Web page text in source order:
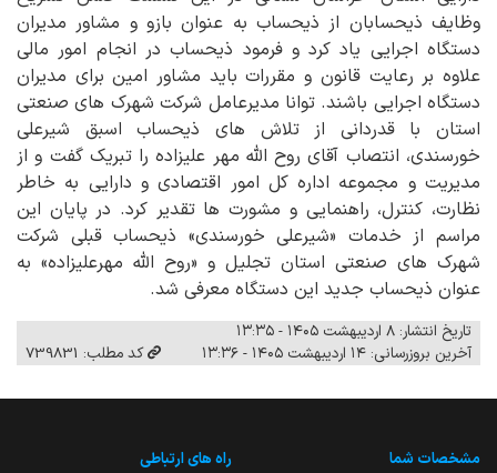
وظایف ذیحسابان از ذیحساب به عنوان بازو و مشاور مدیران
دستگاه اجرایی یاد کرد و فرمود ذیحساب در انجام امور مالی
علاوه بر رعایت قانون و مقررات باید مشاور امین برای مدیران
دستگاه اجرایی باشند. توانا مدیرعامل شرکت شهرک های صنعتی
استان با قدردانی از تلاش های ذیحساب اسبق شیرعلی
خورسندی، انتصاب آقای روح الله مهر علیزاده را تبریک گفت و از
مدیریت و مجموعه اداره کل امور اقتصادی و دارایی به خاطر
نظارت، کنترل، راهنمایی و مشورت ها تقدیر کرد. در پایان این
مراسم از خدمات «شیرعلی خورسندی» ذیحساب قبلی شرکت
شهرک های صنعتی استان تجلیل و «روح الله مهرعلیزاده» به
عنوان ذیحساب جدید این دستگاه معرفی شد.
تاریخ انتشار: ۸ اردیبهشت ۱۴۰۵ - ۱۳:۳۵
آخرین بروزرسانی: ۱۴ اردیبهشت ۱۴۰۵ - ۱۳:۳۶
کد مطلب: 739831
مشخصات شما راه های ارتباطی